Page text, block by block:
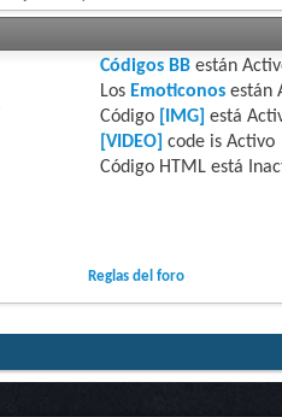
Códigos BBestán
Los Emoticonosestán
Código
[IMG] está
[VIDEO] code is Activo
Código HTML está
Reglas del foro